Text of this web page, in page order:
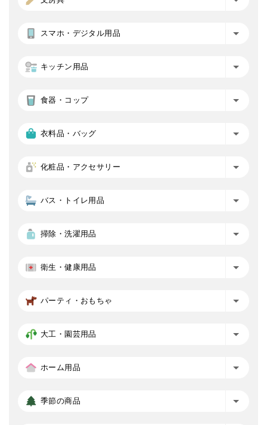
スマホ・デジタル用品
キッチン用品
食器・コップ
衣料品・バッグ
化粧品・アクセサリー
バス・トイレ用品
掃除・洗濯用品
衛生・健康用品
パーティ・おもちゃ
大工・園芸用品
ホーム用品
季節の商品